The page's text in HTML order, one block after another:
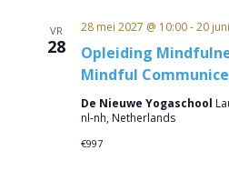
VR
28
Opleiding
Mindful
28 mei 2027 @ 10:00-20
De Nieuwe Yogaschool
nl-nh, Netherlands
€997